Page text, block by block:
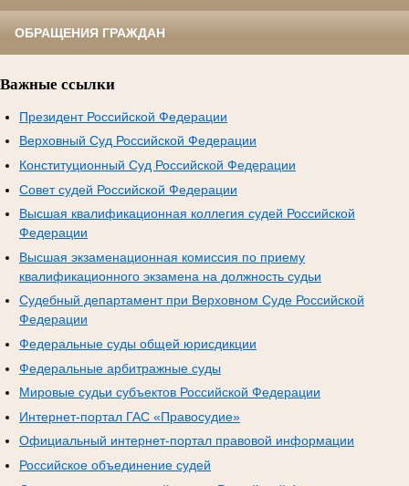
ОБРАЩЕНИЯ ГРАЖДАН
Важные ссылки
Президент Российской Федерации
Верховный Суд Российской Федерации
Конституционный Суд Российской Федерации
Совет судей Российской Федерации
Высшая квалификационная коллегия судей Российской
Федерации
Высшая экзаменационная комиссия по приему
квалификационного экзамена на должность судьи
Судебный департамент при Верховном Суде Российской
Федерации
Федеральные суды общей юрисдикции
Федеральные арбитражные суды
Мировые судьи субъектов Российской Федерации
Интернет-портал ГАС «Правосудие»
Официальный интернет-портал правовой информации
Российское объединение судей